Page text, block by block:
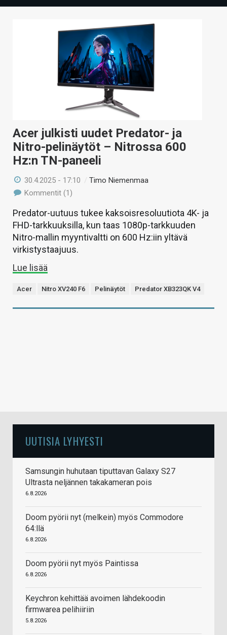
TECHBBS
HAKU
Acer julkisti uudet Predator- ja
Nitro-pelinäytöt – Nitrossa 600
Hz:n TN-paneeli
30.4.2025 - 17:10 /Timo Niemenmaa
Kommentit (1)
Predator-uutuus tukee kaksoisresoluutiota 4K- ja
FHD-tarkkuuksilla, kun taas 1080p-tarkkuuden
Nitro-mallin myyntivaltti on 600 Hz:iin yltävä
virkistystaajuus.
Lue lisää
Acer Nitro XV240 F6 Pelinäytöt Predator XB323QK V4
UUTISIA LYHYESTI
Samsungin huhutaan tiputtavan Galaxy S27
Ultrasta neljännen takakameran pois
6.8.2026
Doom pyörii nyt (melkein) myös Commodore
64:llä
6.8.2026
Doom pyörii nyt myös Paintissa
6.8.2026
Keychron kehittää avoimen lähdekoodin
firmwarea pelihiiriin
5.8.2026